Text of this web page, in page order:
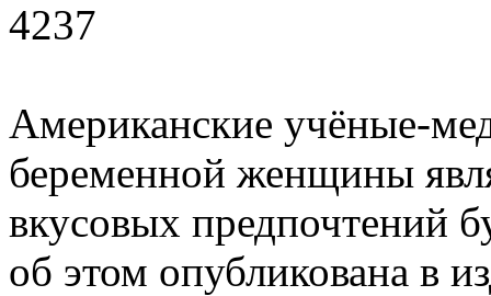
4237
Американские учёные-
беременной женщины
вкусовых предпочтений
об этом опубликована в